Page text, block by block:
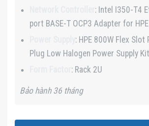
: Intel I350-T4
port BASE-T OCP3 Adapter for HPE
: HPE 800W Flex
Plug Low Halogen Power Supply Kit
: Rack 2U
Bảo hành 36 tháng